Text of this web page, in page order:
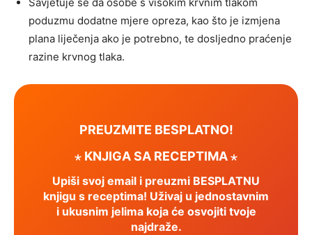
Savjetuje se da osobe s visokim krvnim tlakom
poduzmu dodatne mjere opreza, kao što je izmjena
plana liječenja ako je potrebno, te dosljedno praćenje
razine krvnog tlaka.
PREUZMITE BESPLATNO!
⋆ KNJIGA SA RECEPTIMA ⋆
Upiši svoj email i preuzmi BESPLATNU
knjigu s receptima! Uživaj u jednostavnim
i ukusnim jelima koja će osvojiti tvoje
najdraže.